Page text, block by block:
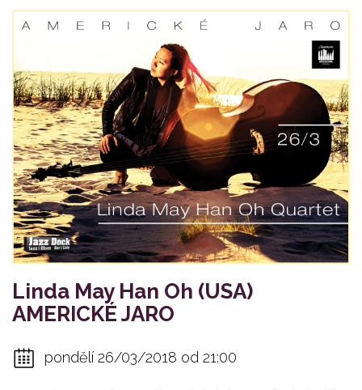
Linda May Han Oh (USA)
AMERICKÉ JARO
pondělí 26/03/2018 od 21:00